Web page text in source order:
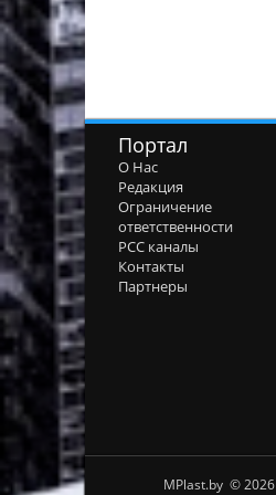
Портал
О Нас
Редакция
Ограничение
ответственности
РСС каналы
Контакты
Партнеры
MPlast.by © 2026